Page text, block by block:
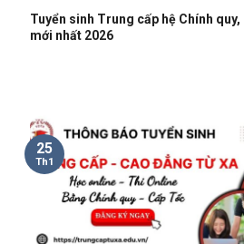
Tuyển sinh Trung cấp hệ Chính quy,
mới nhất 2026
25
Th1